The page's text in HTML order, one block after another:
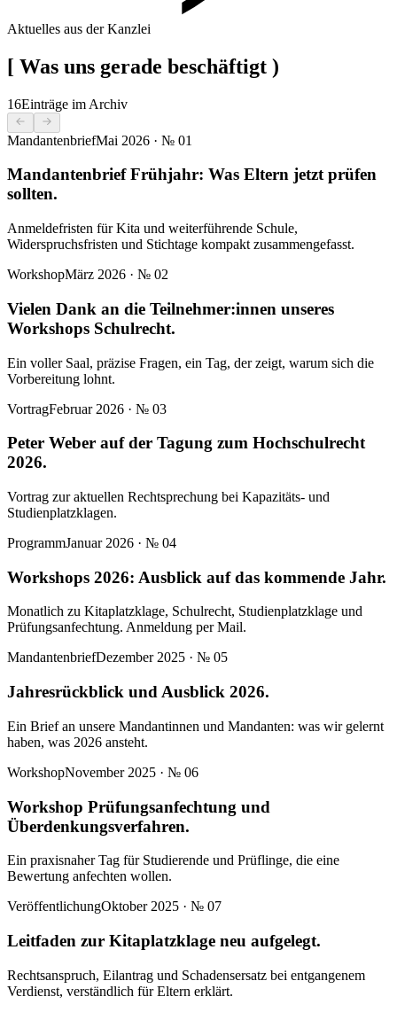
Aktuelles aus der Kanzlei
[ Was uns gerade beschäftigt )
16Einträge im Archiv
MandantenbriefMai 2026 · № 01
Mandantenbrief Frühjahr: Was Eltern jetzt prüfen
sollten.
Anmeldefristen für Kita und weiterführende Schule,
Widerspruchsfristen und Stichtage kompakt zusammengefasst.
WorkshopMärz 2026 · № 02
Vielen Dank an die Teilnehmer:innen unseres
Workshops Schulrecht.
Ein voller Saal, präzise Fragen, ein Tag, der zeigt, warum sich die
Vorbereitung lohnt.
VortragFebruar 2026 · № 03
Peter Weber auf der Tagung zum Hochschulrecht
2026.
Vortrag zur aktuellen Rechtsprechung bei Kapazitäts- und
Studienplatzklagen.
ProgrammJanuar 2026 · № 04
Workshops 2026: Ausblick auf das kommende Jahr.
Monatlich zu Kitaplatzklage, Schulrecht, Studienplatzklage und
Prüfungsanfechtung. Anmeldung per Mail.
MandantenbriefDezember 2025 · № 05
Jahresrückblick und Ausblick 2026.
Ein Brief an unsere Mandantinnen und Mandanten: was wir gelernt
haben, was 2026 ansteht.
WorkshopNovember 2025 · № 06
Workshop Prüfungsanfechtung und
Überdenkungsverfahren.
Ein praxisnaher Tag für Studierende und Prüflinge, die eine
Bewertung anfechten wollen.
VeröffentlichungOktober 2025 · № 07
Leitfaden zur Kitaplatzklage neu aufgelegt.
Rechtsanspruch, Eilantrag und Schadensersatz bei entgangenem
Verdienst, verständlich für Eltern erklärt.